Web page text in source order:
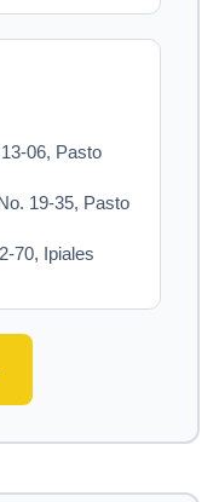
06, Pasto
19-35, Pasto
70, Ipiales